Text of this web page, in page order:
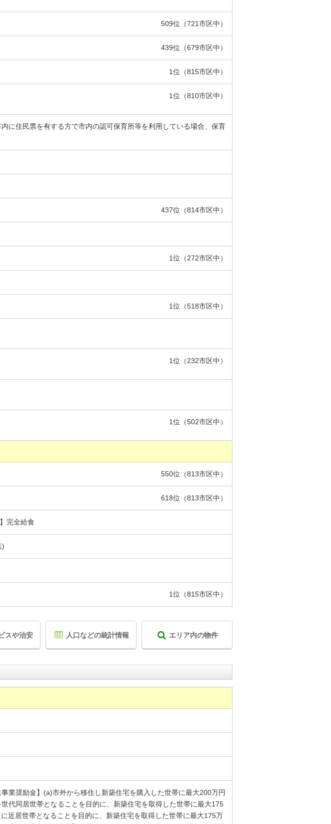
509位（721市区中）
439位（679市区中）
1位（815市区中）
1位（810市区中）
に住民票を有する方で市内の認可保育所等を利用している場合、保育
437位（814市区中）
1位（272市区中）
1位（518市区中）
1位（232市区中）
1位（502市区中）
550位（813市区中）
618位（813市区中）
完全給食
)
1位（815市区中）
スや治安 人口などの統計情報 エリア内の物件
業奨励金】(a)市外から移住し新築住宅を購入した世帯に最大200万円
代同居世帯となることを目的に、新築住宅を取得した世帯に最大175
近居世帯となることを目的に、新築住宅を取得した世帯に最大175万